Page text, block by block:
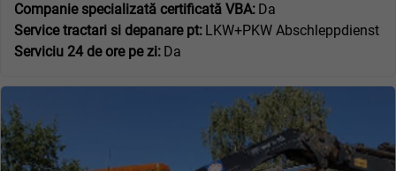
Companie specializată certificată VBA: Da
Service tractari si depanare pt: LKW+PKW Abschleppdienst
Serviciu 24 de ore pe zi: Da